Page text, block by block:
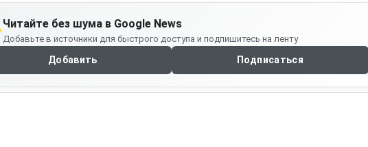
Читайте без шума в Google News
Добавьте в источники для быстрого доступа и подпишитесь на ленту
Добавить Подписаться